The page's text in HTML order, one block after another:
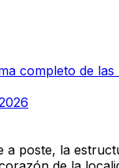
completo de las
a poste, la